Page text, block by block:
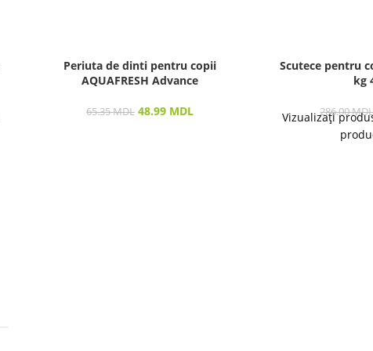
Periuta de dinti pentru copii
AQUAFRESH Advance
65.35MDL 48.99 MDL
Scutece pentru
kg
286.00MDL
Vizualizați